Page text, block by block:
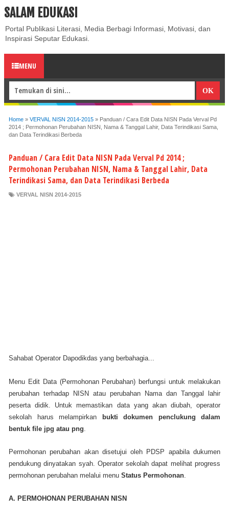
ABOUT CONTACT US
SALAM EDUKASI
Portal Publikasi Literasi, Media Berbagi Informasi, Motivasi, dan
Inspirasi Seputar Edukasi.
MENU
Home » VERVAL NISN 2014-2015 » Panduan / Cara Edit Data NISN Pada Verval Pd
2014 ; Permohonan Perubahan NISN, Nama & Tanggal Lahir, Data Terindikasi Sama,
dan Data Terindikasi Berbeda
Panduan / Cara Edit Data NISN Pada Verval Pd 2014 ;
Permohonan Perubahan NISN, Nama & Tanggal Lahir, Data
Terindikasi Sama, dan Data Terindikasi Berbeda
VERVAL NISN 2014-2015
Sahabat Operator Dapodikdas yang berbahagia...
Menu Edit Data (Permohonan Perubahan) berfungsi untuk melakukan
perubahan terhadap NISN atau perubahan Nama dan Tanggal lahir
peserta didik. Untuk memastikan data yang akan diubah, operator
sekolah harus melampirkan bukti dokumen penclukung dalam
bentuk ﬁle jpg atau png
Permohonan perubahan akan disetujui oleh PDSP apabila dukumen
pendukung dinyatakan syah. Operator sekolah dapat melihat progress
permohonan perubahan melalui menu Status Permohonan
A. PERMOHONAN PERUBAHAN NISN